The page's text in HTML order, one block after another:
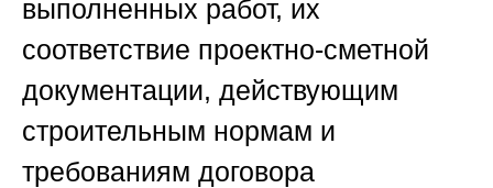
выполненных работ, их
соответствие проектно-сметной
документации, действующим
строительным нормам и
требованиям договора